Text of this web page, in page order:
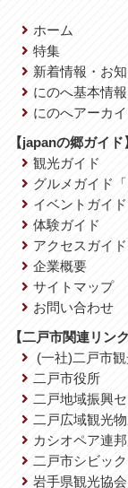
ホーム
特集
新着情報・お
にのへ基本情報
にのへアーカ
【japanの郷ガイド
観光ガイド
グルメガイド
イベントガイド
体験ガイド
アクセスガイド
企業概要
サイトマップ
お問い合わせ
【二戸市関連リンク
(一社)二戸市
二戸市役所
二戸地域振興
二戸広域観光
カシオペア連
二戸市シビッ
岩手県観光協会